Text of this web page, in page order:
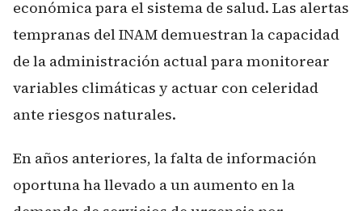
económica para el sistema de salud. Las alertas
tempranas del INAM demuestran la capacidad
de la administración actual para monitorear
variables climáticas y actuar con celeridad
ante riesgos naturales.
En años anteriores, la falta de información
oportuna ha llevado a un aumento en la